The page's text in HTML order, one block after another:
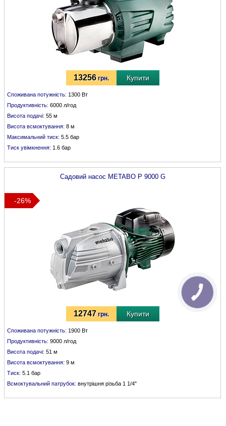
13256грн. Купити
Споживана потужність: 1300 Вт
Продуктивність: 6000 л/год
Висота подачі: 55 м
Висота всмоктування: 8 м
Максимальний тиск: 5.5 бар
Тиск увімкнення: 1.6 бар
Садовий насос METABO P 9000 G
-26%
12747грн. Купити
Споживана потужність: 1900 Вт
Продуктивність: 9000 л/год
Висота подачі: 51 м
Висота всмоктування: 9 м
Тиск: 5.1 бар
Всмоктувальний патрубок: внутрішня різьба 1 1/4"